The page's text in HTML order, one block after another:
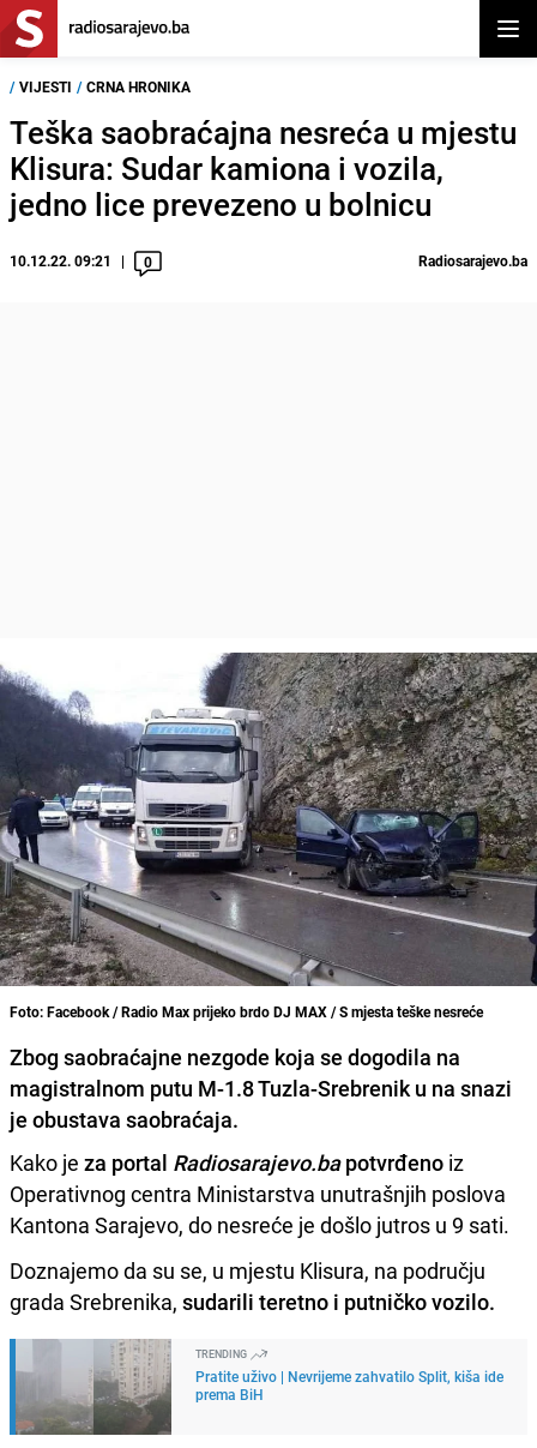
/ VIJESTI / CRNA HRONIKA
Teška saobraćajna nesreća u mjestu
Klisura: Sudar kamiona i vozila,
jedno lice prevezeno u bolnicu
10.12.22. 09:21 0 Radiosarajevo.ba
Foto: Facebook / Radio Max prijeko brdo DJ MAX / S mjesta teške nesreće
Zbog saobraćajne nezgode koja se dogodila na
magistralnom putu M-1.8 Tuzla-Srebrenik u na snazi
je obustava saobraćaja.
Kako je za portal Radiosarajevo.bapotvrđeno iz
Operativnog centra Ministarstva unutrašnjih poslova
Kantona Sarajevo, do nesreće je došlo jutros u 9 sati.
Doznajemo da su se, u mjestu Klisura, na području
grada Srebrenika, sudarili teretno i putničko vozilo.
TRENDING
Pratite uživo | Nevrijeme zahvatilo Split, kiša ide
prema BiH